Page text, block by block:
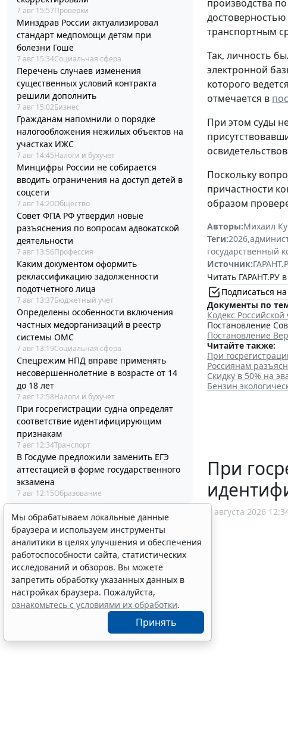
7 авг 15:57Проверки
Минздрав России актуализировал
стандарт медпомощи детям при
болезни Гоше
7 авг 15:34Социальная сфера
Перечень случаев изменения
существенных условий контракта
решили дополнить
7 авг 15:02Бизнес
Гражданам напомнили о порядке
налогообложения нежилых объектов на
участках ИЖС
7 авг 14:45Налоги и бухучет
Минцифры России не собирается
вводить ограничения на доступ детей в
соцсети
7 авг 14:20Общество
Совет ФПА РФ утвердил новые
разъяснения по вопросам адвокатской
деятельности
7 авг 13:56Профессия
Каким документом оформить
реклассификацию задолженности
подотчетного лица
7 авг 13:37Бюджетный учет
Определены особенности включения
частных медорганизаций в реестр
системы ОМС
7 авг 13:19Социальная сфера
Спецрежим НПД вправе применять
несовершеннолетние в возрасте от 14
до 18 лет
7 авг 12:58Налоги и бухучет
При госрегистрации судна определят
соответствие идентифицирующим
признакам
7 авг 12:34Транспорт
В Госдуме предложили заменить ЕГЭ
аттестацией в форме государственного
экзамена
7 авг 12:15Образование
производства
транспортным
Так, личность
электронной
которого
отмечается в
При этом суды
Поскольку
причастности
образом
Авторы:Михаил
Теги:2026,
государственный
Источник:
Читать ГАРАНТ.РУ в
Подписаться
Документы по
Кодекс
Постановление
Постановление
Читайте также:
При
Россиянам
Скидку в 50% на
Бензин
При
7 августа 2026
Мы обрабатываем локальные данные
браузера и используем инструменты
аналитики в целях улучшения и обеспечения
работоспособности сайта, статистических
исследований и обзоров. Вы можете
запретить обработку указанных данных в
настройках браузера. Пожалуйста,
ознакомьтесь с условиями их обработки.
Принять